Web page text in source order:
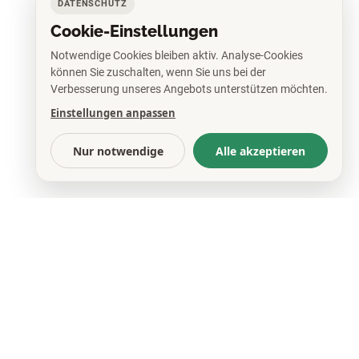
Westend
DATENSCHUTZ
Cookie-Einstellungen
Notwendige Cookies bleiben aktiv. Analyse-Cookies
können Sie zuschalten, wenn Sie uns bei der
Verbesserung unseres Angebots unterstützen möchten.
Einstellungen anpassen
Nur notwendige Alle akzeptieren